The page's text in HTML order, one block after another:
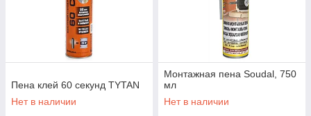
Пена клей 60 секунд TYTAN
Нет в наличии
Монтажная пена Soudal, 750
мл
Нет в наличии